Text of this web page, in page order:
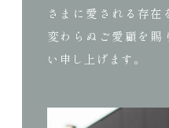
さまに愛される存在
変わらぬご愛顧を賜
い申し上げます。